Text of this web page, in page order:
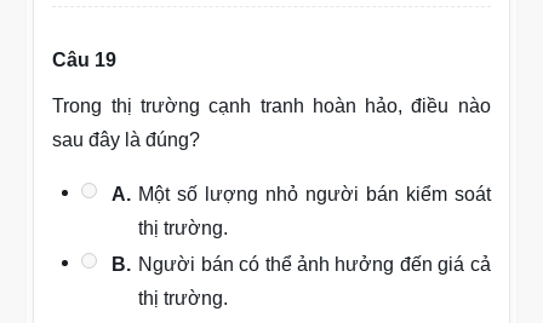
Câu 19
Trong thị trường cạnh tranh hoàn hảo, điều nào
sau đây là đúng?
A. Một số lượng nhỏ người bán kiểm soát
thị trường.
B. Người bán có thể ảnh hưởng đến giá cả
thị trường.